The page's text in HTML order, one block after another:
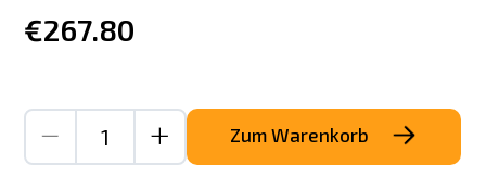
€267.80
Zum Warenkorb